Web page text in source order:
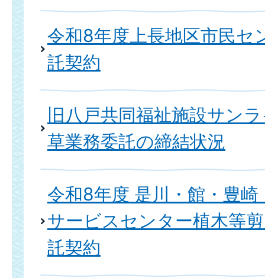
令和8年度上長地区市民セ
託契約
旧八戸共同福祉施設サン
草業務委託の締結状況
令和8年度 是川・館・豊
サービスセンター植木等
託契約